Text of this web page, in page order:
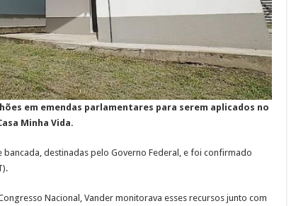
em emendas parlamentares para serem aplicados no
Minha Vida.
destinadas pelo Governo Federal, e foi confirmado
Nacional, Vander monitorava esses recursos junto com